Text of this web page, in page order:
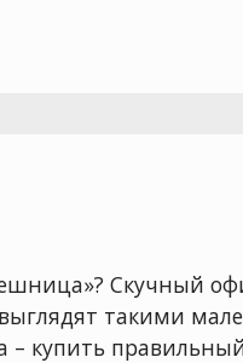
Скучный
такими
– купить